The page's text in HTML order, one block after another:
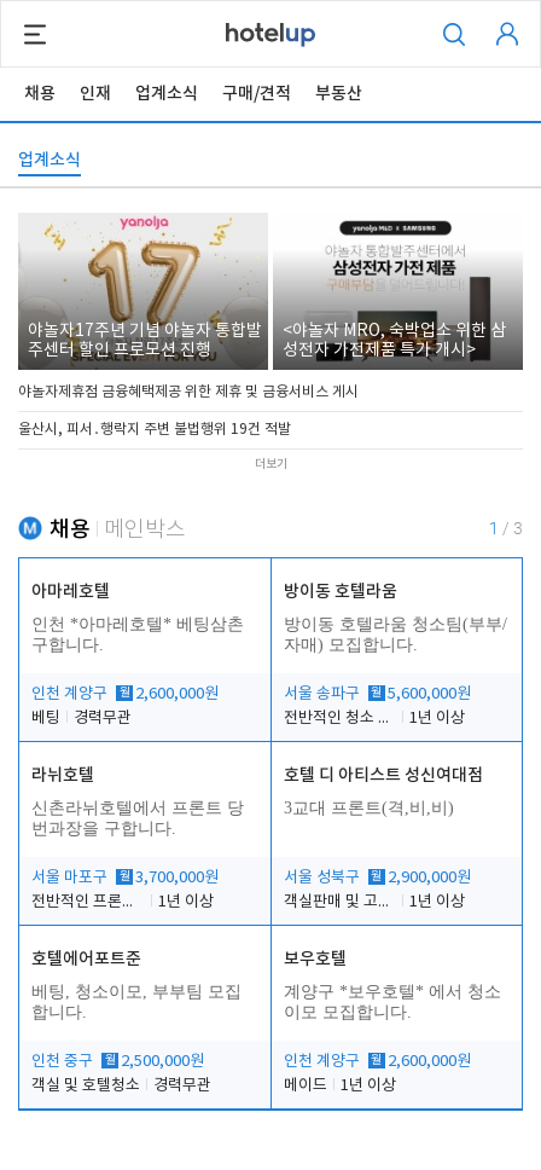
채용 인재 업계소식 구매/견적 부동산
업계소식
야놀자17주년 기념 야놀자 통합발
주센터 할인 프로모션 진행
<야놀자 MRO, 숙박업소 위한 삼
성전자 가전제품 특가 개시>
야놀자제휴점 금융혜택제공 위한 제휴 및 금융서비스 게시
울산시, 피서․행락지 주변 불법행위 19건 적발
더보기
채용 메인박스 1 / 3
아마레호텔
인천 *아마레호텔* 베팅삼촌
구합니다.
인천 계양구 월 2,600,000원
베팅
경력무관
방이동 호텔라움
방이동 호텔라움 청소팀(부부/
자매) 모집합니다.
서울 송파구 월 5,600,000원
전반적인 청소 업무(객실청소.객실정리)
1년 이상
라뉘호텔
신촌라뉘호텔에서 프론트 당
번과장을 구합니다.
서울 마포구 월 3,700,000원
전반적인 프론트 당번업무
1년 이상
호텔 디 아티스트 성신여대점
3교대 프론트(격,비,비)
서울 성북구 월 2,900,000원
객실판매 및 고객응대
1년 이상
호텔에어포트준
베팅, 청소이모, 부부팀 모집
합니다.
인천 중구 월 2,500,000원
객실 및 호텔청소
경력무관
보우호텔
계양구 *보우호텔* 에서 청소
이모 모집합니다.
인천 계양구 월 2,600,000원
메이드
1년 이상